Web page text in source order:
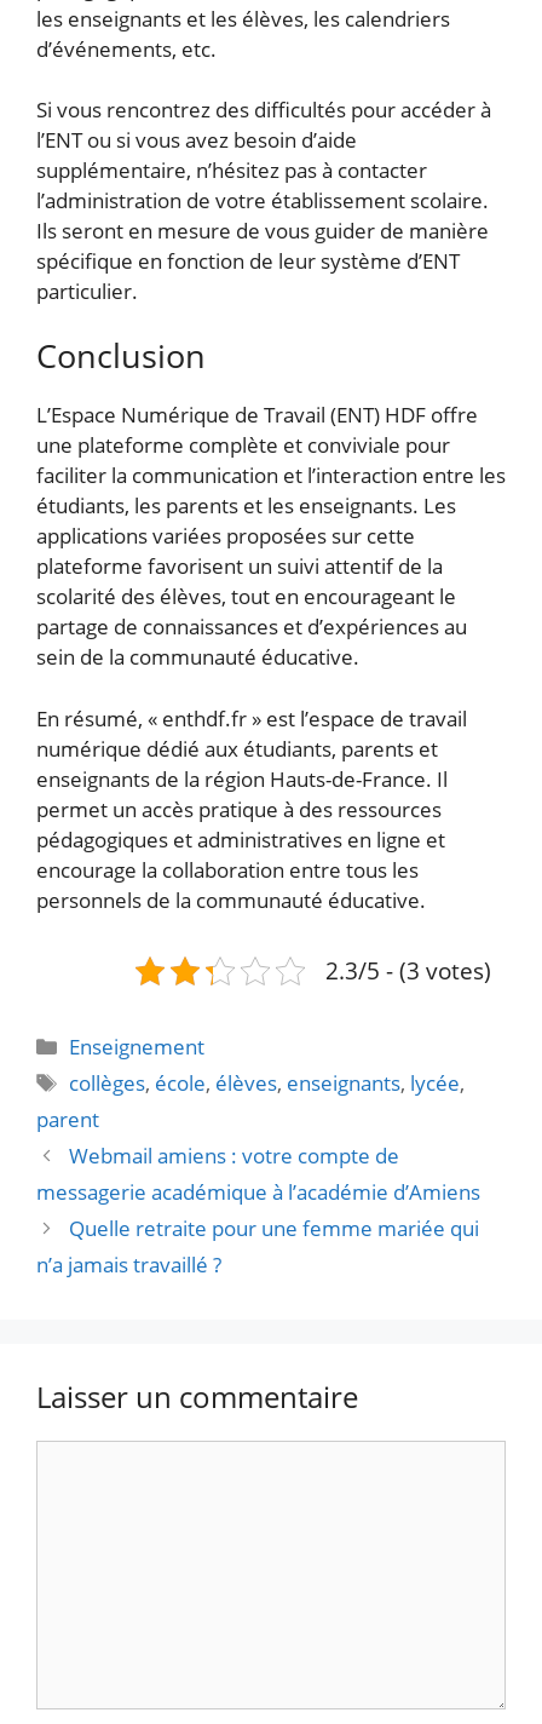
les enseignants et les élèves, les calendriers
d’événements, etc.
Si vous rencontrez des difficultés pour accéder à
l’ENT ou si vous avez besoin d’aide
supplémentaire, n’hésitez pas à contacter
l’administration de votre établissement scolaire.
Ils seront en mesure de vous guider de manière
spécifique en fonction de leur système d’ENT
particulier.
Conclusion
L’Espace Numérique de Travail (ENT) HDF offre
une plateforme complète et conviviale pour
faciliter la communication et l’interaction entre les
étudiants, les parents et les enseignants. Les
applications variées proposées sur cette
plateforme favorisent un suivi attentif de la
scolarité des élèves, tout en encourageant le
partage de connaissances et d’expériences au
sein de la communauté éducative.
En résumé, « enthdf.fr » est l’espace de travail
numérique dédié aux étudiants, parents et
enseignants de la région Hauts-de-France. Il
permet un accès pratique à des ressources
pédagogiques et administratives en ligne et
encourage la collaboration entre tous les
personnels de la communauté éducative.
2.3/5 - (3 votes)
Catégories
Enseignement
Étiquettes
collèges, école, élèves, enseignants, lycée,
parent
Webmail amiens : votre compte de
messagerie académique à l’académie d’Amiens
Quelle retraite pour une femme mariée qui
n’a jamais travaillé ?
Laisser un commentaire